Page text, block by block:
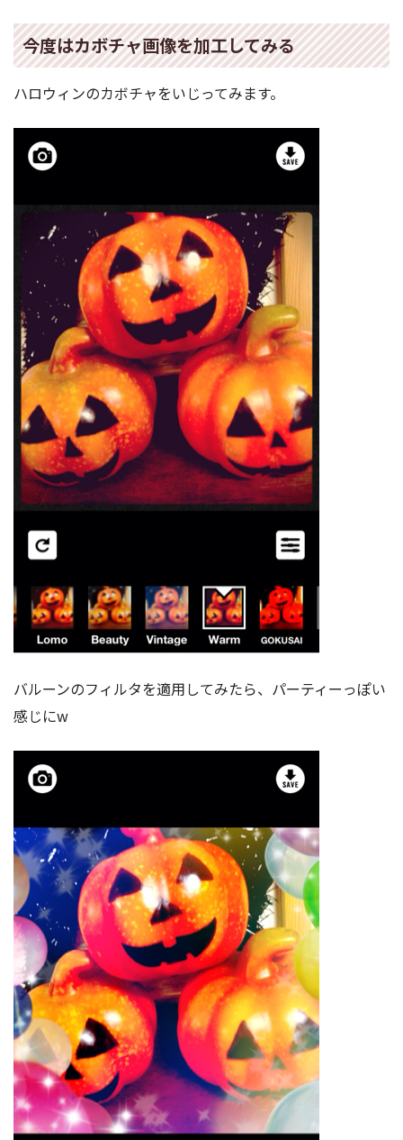
今度はカボチャ画像を加工してみる
ハロウィンのカボチャをいじってみます。
バルーンのフィルタを適用してみたら、パーティーっぽい
感じにw